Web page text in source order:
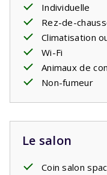
deuxièmetoilette
donnent accès à la
détendre. Une partie
vous puissiez
françaises. Les frais
légèrement plus
conditionné.
Individuelle
Rez-de-
Climatisation
Wi-Fi
Animaux de
Non-fumeur
Le salon
Coin salon